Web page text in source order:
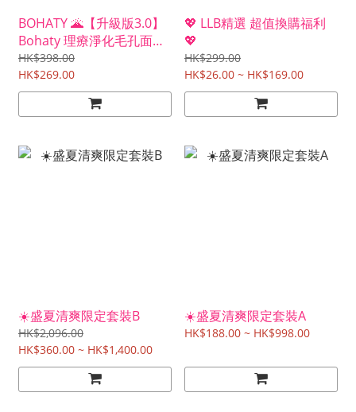
BOHATY 🌋【升級版3.0】
Bohaty 理療淨化毛孔面膜
100g
HK$398.00
HK$269.00
💖 LLB精選 超值換購福利
💖
HK$299.00
HK$26.00 ~ HK$169.00
☀️盛夏清爽限定套裝B
HK$2,096.00
HK$360.00 ~ HK$1,400.00
☀️盛夏清爽限定套裝A
HK$188.00 ~ HK$998.00